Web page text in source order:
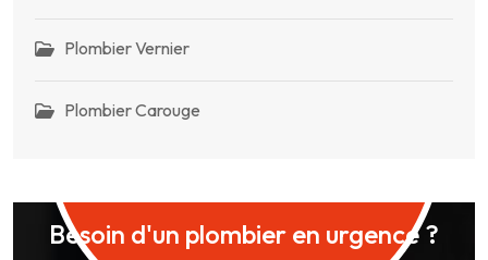
Plombier Vernier
Plombier Carouge
Besoin d'un plombier en urgence ?